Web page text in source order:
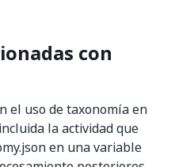
con
el uso de taxonomía en
la actividad que
en una variable